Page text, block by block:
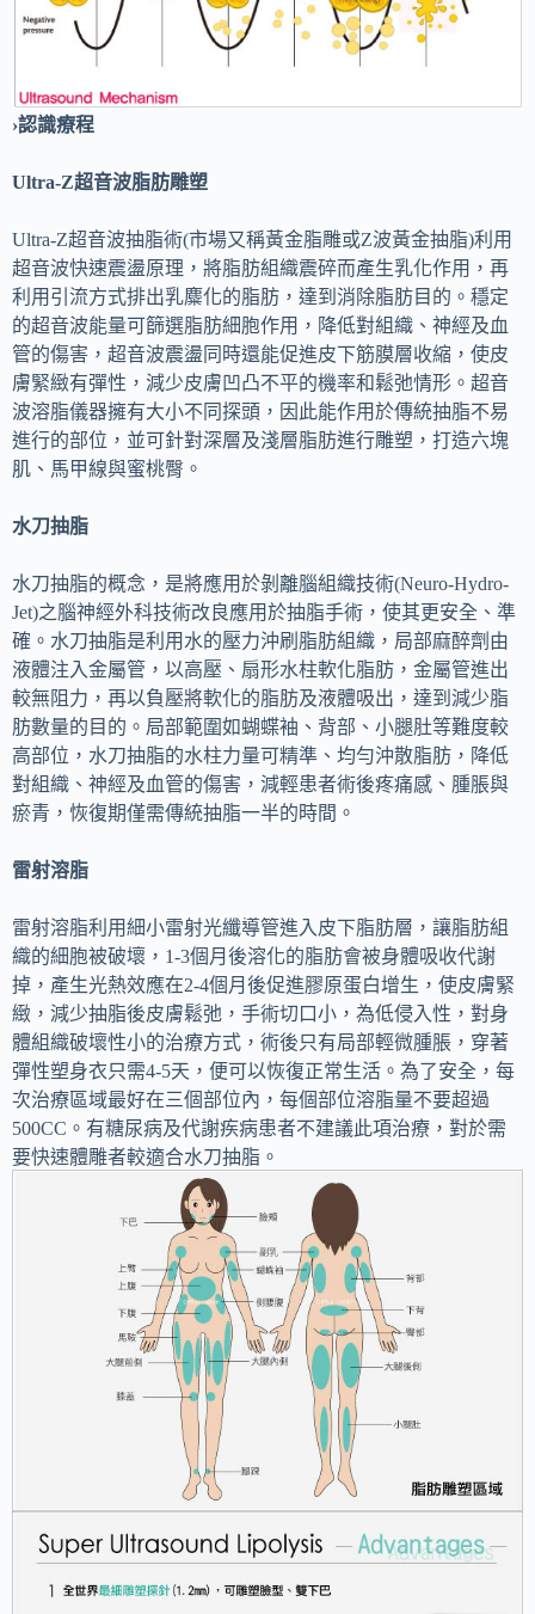
›認識療程
Ultra-Z超音波脂肪雕塑
Ultra-Z超音波抽脂術(市場又稱黃金脂雕或Z波黃金抽脂)利用
超音波快速震盪原理，將脂肪組織震碎而產生乳化作用，再
利用引流方式排出乳麋化的脂肪，達到消除脂肪目的。穩定
的超音波能量可篩選脂肪細胞作用，降低對組織、神經及血
管的傷害，超音波震盪同時還能促進皮下筋膜層收縮，使皮
膚緊緻有彈性，減少皮膚凹凸不平的機率和鬆弛情形。超音
波溶脂儀器擁有大小不同探頭，因此能作用於傳統抽脂不易
進行的部位，並可針對深層及淺層脂肪進行雕塑，打造六塊
肌、馬甲線與蜜桃臀。
水刀抽脂
水刀抽脂的概念，是將應用於剝離腦組織技術(Neuro-Hydro-
Jet)之腦神經外科技術改良應用於抽脂手術，使其更安全、準
確。水刀抽脂是利用水的壓力沖刷脂肪組織，局部麻醉劑由
液體注入金屬管，以高壓、扇形水柱軟化脂肪，金屬管進出
較無阻力，再以負壓將軟化的脂肪及液體吸出，達到減少脂
肪數量的目的。局部範圍如蝴蝶袖、背部、小腿肚等難度較
高部位，水刀抽脂的水柱力量可精準、均勻沖散脂肪，降低
對組織、神經及血管的傷害，減輕患者術後疼痛感、腫脹與
瘀青，恢復期僅需傳統抽脂一半的時間。
雷射溶脂
雷射溶脂利用細小雷射光纖導管進入皮下脂肪層，讓脂肪組
織的細胞被破壞，1-3個月後溶化的脂肪會被身體吸收代謝
掉，產生光熱效應在2-4個月後促進膠原蛋白增生，使皮膚緊
緻，減少抽脂後皮膚鬆弛，手術切口小，為低侵入性，對身
體組織破壞性小的治療方式，術後只有局部輕微腫脹，穿著
彈性塑身衣只需4-5天，便可以恢復正常生活。為了安全，每
次治療區域最好在三個部位內，每個部位溶脂量不要超過
500CC。有糖尿病及代謝疾病患者不建議此項治療，對於需
要快速體雕者較適合水刀抽脂。